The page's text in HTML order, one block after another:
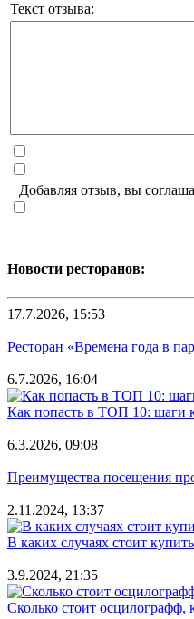
Текст отзыва:
Добавляя отзыв, вы
Новости ресторанов:
17.7.2026, 15:53
Ресторан «Времена года в
6.7.2026, 16:04
Как попасть в ТОП 10: шаги
6.3.2026, 09:08
Преимущества посещения
2.11.2024, 13:37
В каких случаях стоит
3.9.2024, 21:35
Сколько стоит осцилографф,